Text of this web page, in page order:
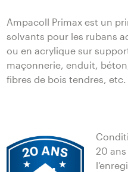
Ampacoll Primax est un
solvants pour les rubans
ou en acrylique sur
maçonnerie, enduit,
fibres de bois tendres, etc.
20 ans